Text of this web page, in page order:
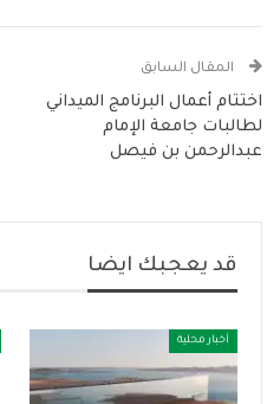
المقال السابق
اختتام أعمال البرنامج الميداني
لطالبات جامعة الإمام
عبدالرحمن بن فيصل
قد يعجبك ايضا
أخبار محلية